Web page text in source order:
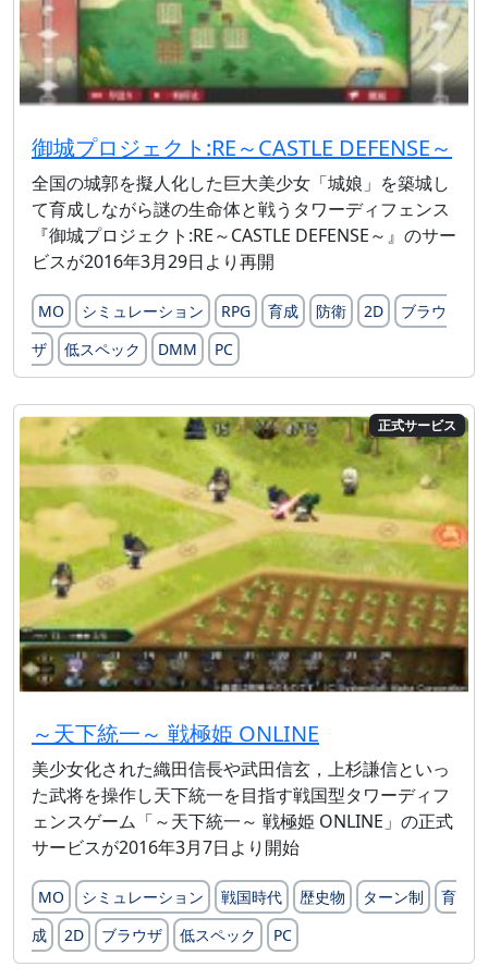
御城プロジェクト:RE～CASTLE DEFENSE～
全国の城郭を擬人化した巨大美少女「城娘」を築城し
て育成しながら謎の生命体と戦うタワーディフェンス
『御城プロジェクト:RE～CASTLE DEFENSE～』のサー
ビスが2016年3月29日より再開
MO シミュレーション RPG 育成 防衛 2D
ブラウ
ザ
低スペック DMM PC
正式サービス
～天下統一～ 戦極姫 ONLINE
美少女化された織田信長や武田信玄，上杉謙信といっ
た武将を操作し天下統一を目指す戦国型タワーディフ
ェンスゲーム「～天下統一～ 戦極姫 ONLINE」の正式
サービスが2016年3月7日より開始
MO シミュレーション 戦国時代 歴史物 ターン制
育
成
2D ブラウザ 低スペック PC